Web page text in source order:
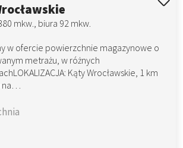
mkw., biura 92 mkw.
w ofercie powierzchnie magazynowe o
metrażu, w różnych
Kąty Wrocławskie, 1 km